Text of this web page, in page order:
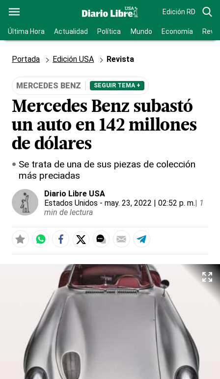
Edición RD
Última Hora Actualidad Política Mundo Economía
Portada Edición USA Revista
MERCEDES BENZ SEGUIR TEMA +
Mercedes Benz subastó
un auto en 142 millones
de dólares
Se trata de una de sus piezas de colección
más preciadas
Diario Libre USA
Estados Unidos - may. 23, 2022 | 02:52 p. m.| 1
min de lectura